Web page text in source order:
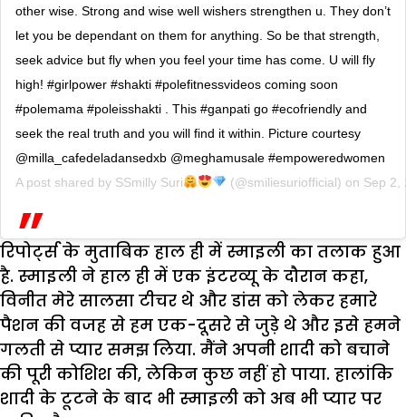
other wise. Strong and wise well wishers strengthen u. They don’t
let you be dependant on them for anything. So be that strength,
seek advice but fly when you feel your time has come. U will fly
high! #girlpower #shakti #polefitnessvideos coming soon
#polemama #poleisshakti . This #ganpati go #ecofriendly and
seek the real truth and you will find it within. Picture courtesy
@milla_cafedeladansedxb @meghamusale #empoweredwomen
A post shared by SSmilly Suri (@smiliesuriofficial) on Sep 2,
रिपोर्ट्स के मुताबिक हाल ही में स्माइली का तलाक हुआ
है. स्माइली ने हाल ही में एक इंटरव्यू के दौरान कहा,
विनीत मेरे सालसा टीचर थे और डांस को लेकर हमारे
पैशन की वजह से हम एक-दूसरे से जुड़े थे और इसे हमने
गलती से प्यार समझ लिया. मैंने अपनी शादी को बचाने
की पूरी कोशिश की, लेकिन कुछ नहीं हो पाया. हालांकि
शादी के टूटने के बाद भी स्माइली को अब भी प्यार पर